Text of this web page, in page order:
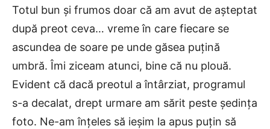
Totul bun și frumos doar că am avut de așteptat
după preot ceva… vreme în care fiecare se
ascundea de soare pe unde găsea puțină
umbră. Îmi ziceam atunci, bine că nu plouă.
Evident că dacă preotul a întârziat, programul
s-a decalat, drept urmare am sărit peste ședința
foto. Ne-am înțeles să ieșim la apus puțin să